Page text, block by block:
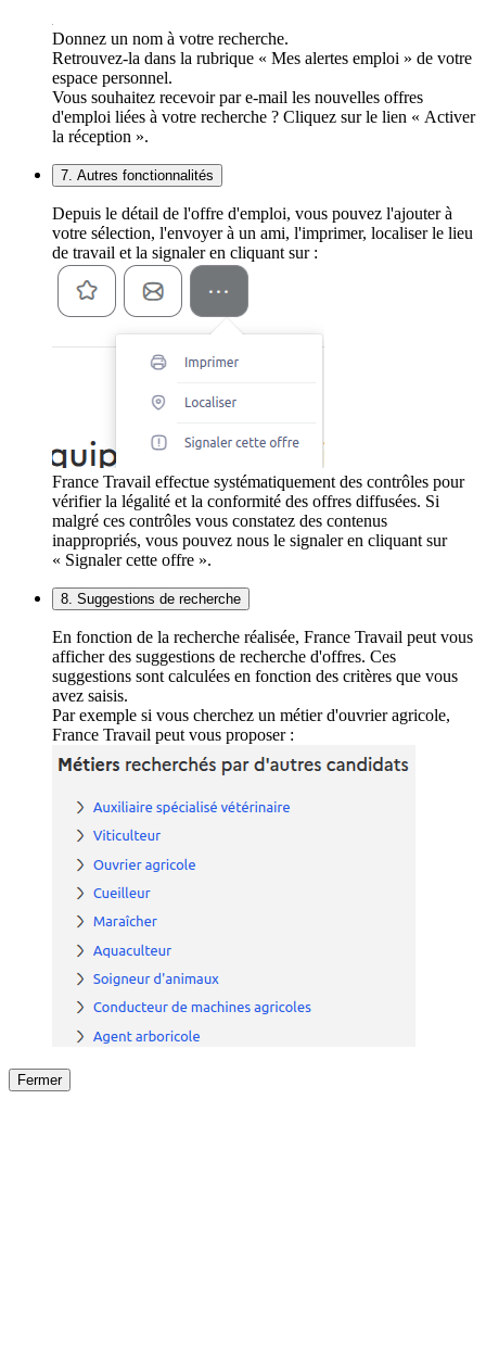
Donnez un nom à votre recherche.
Retrouvez-la dans la rubrique « Mes alertes emploi » de votre
espace personnel.
Vous souhaitez recevoir par e-mail les nouvelles offres
d'emploi liées à votre recherche ? Cliquez sur le lien « Activer
la réception ».
7. Autres fonctionnalités
Depuis le détail de l'offre d'emploi, vous pouvez l'ajouter à
votre sélection, l'envoyer à un ami, l'imprimer, localiser le lieu
de travail et la signaler en cliquant sur :
France Travail effectue systématiquement des contrôles pour
vérifier la légalité et la conformité des offres diffusées. Si
malgré ces contrôles vous constatez des contenus
inappropriés, vous pouvez nous le signaler en cliquant sur
« Signaler cette offre ».
8. Suggestions de recherche
En fonction de la recherche réalisée, France Travail peut vous
afficher des suggestions de recherche d'offres. Ces
suggestions sont calculées en fonction des critères que vous
avez saisis.
Par exemple si vous cherchez un métier d'ouvrier agricole,
France Travail peut vous proposer :
Fermer